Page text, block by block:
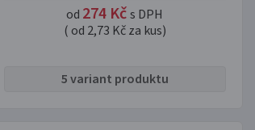
od 274 Kčs DPH
( od 2,73 Kč za kus)
5 variant produktu